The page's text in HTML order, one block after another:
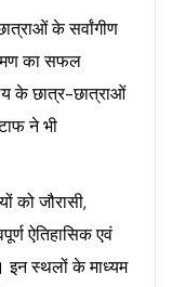
के सर्वांगीण
का सफल
के छात्र-छात्राओं
ने भी
को जौरासी,
ऐतिहासिक एवं
इन स्थलों के माध्यम